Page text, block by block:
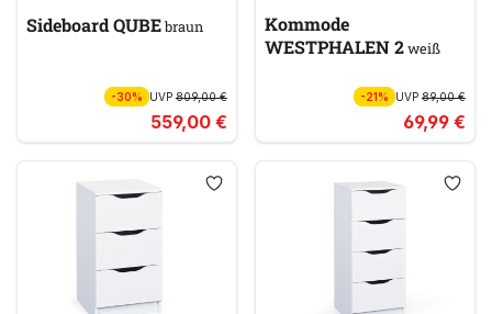
Sideboard QUBEbraun
-30% UVP 809,00 €
559,00 €
Kommode
WESTPHALEN 2weiß
-21% UVP89,00 €
69,99 €